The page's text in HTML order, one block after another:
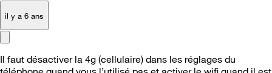
il y a 6 ans
Il faut désactiver la 4g (cellulaire) dans les réglages du